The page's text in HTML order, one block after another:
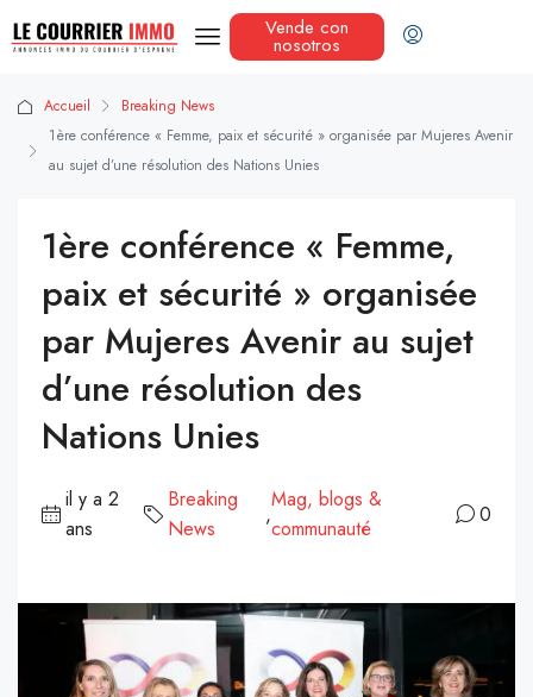
Vende con
nosotros
Accueil
Breaking News
1ère conférence « Femme, paix et sécurité » organisée par Mujeres Avenir
au sujet d’une résolution des Nations Unies
1ère conférence « Femme,
paix et sécurité » organisée
par Mujeres Avenir au sujet
d’une résolution des
Nations Unies
il y a 2
ans
Breaking
News
,
Mag, blogs &
communauté
0